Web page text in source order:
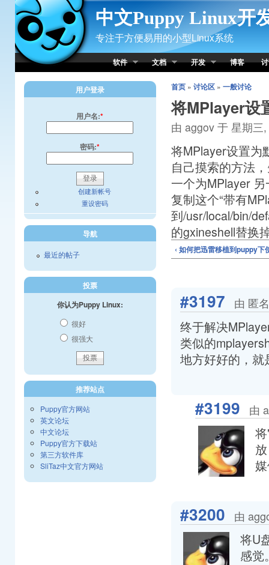
Skip to Content
中文Puppy Linux开
专注于方便易用的小型Linux系统
软件 文档 开发 博客
首页» 讨论区» 一般讨论
将MPlayer设
由 aggov 于 星期三
将MPlayer设置为
自己摸索的方法
一个为MPlayer
复制这个“带有
到/usr/local/bin/
的gxineshell替换
‹ 如何把迅雷移植到puppy下
#3197 由 匿
终于解决
类似的
地方好好的，
#3199 由
#3200 由
将U
感觉
用户登录
用户名:*
密码:*
创建新帐号
重设密码
导航
最近的帖子
投票
你认为Puppy Linux:
很好
很强大
推荐站点
Puppy官方网站
英文论坛
中文论坛
Puppy官方下载站
第三方软件库
SliTaz中文官方网站